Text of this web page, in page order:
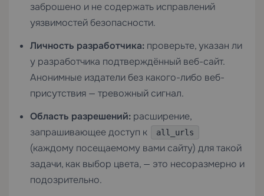
заброшено и не содержать исправлений
уязвимостей безопасности.
Личность разработчика: проверьте, указан ли
у разработчика подтверждённый веб-сайт.
Анонимные издатели без какого-либо веб-
присутствия — тревожный сигнал.
Область разрешений: расширение,
запрашивающее доступ к
all_urls
(каждому посещаемому вами сайту) для такой
задачи, как выбор цвета, — это несоразмерно и
подозрительно.